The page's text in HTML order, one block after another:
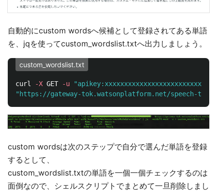
自動的にcustom wordsへ候補として登録されてある単語
を、jqを使ってcustom_wordslist.txtへ出力しましょう。
custom_wordslist.txt
curl -X GET -u
"https://gateway-tok.watsonplatform.net/speech-to-
custom wordsは次のステップで自分で選んだ単語を登録
するとして、
custom_wordslist.txtの単語を一個一個チェックするのは
面倒なので、シェルスクリプトでまとめて一旦削除しまし